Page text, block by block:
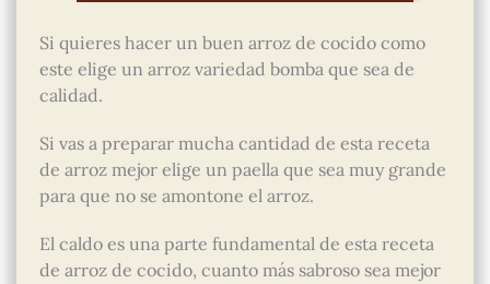
Si quieres hacer un buen arroz de cocido como
este elige un arroz variedad bomba que sea de
calidad.
Si vas a preparar mucha cantidad de esta receta
de arroz mejor elige un paella que sea muy grande
para que no se amontone el arroz.
El caldo es una parte fundamental de esta receta
de arroz de cocido, cuanto más sabroso sea mejor